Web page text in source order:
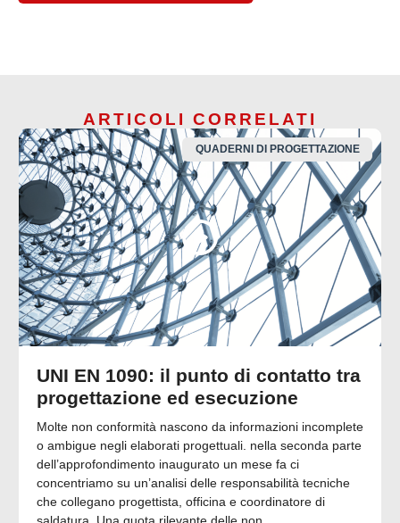
ARTICOLI CORRELATI
QUADERNI DI PROGETTAZIONE
UNI EN 1090: il punto di contatto tra
progettazione ed esecuzione
Molte non conformità nascono da informazioni incomplete
o ambigue negli elaborati progettuali. nella seconda parte
dell’approfondimento inaugurato un mese fa ci
concentriamo su un’analisi delle responsabilità tecniche
che collegano progettista, officina e coordinatore di
saldatura. Una quota rilevante delle non